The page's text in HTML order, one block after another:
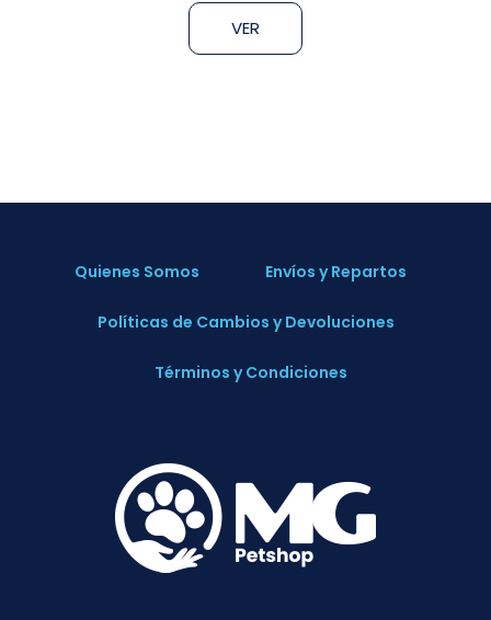
VER
Quienes Somos Envíos y Repartos
Políticas de Cambios y Devoluciones
Términos y Condiciones